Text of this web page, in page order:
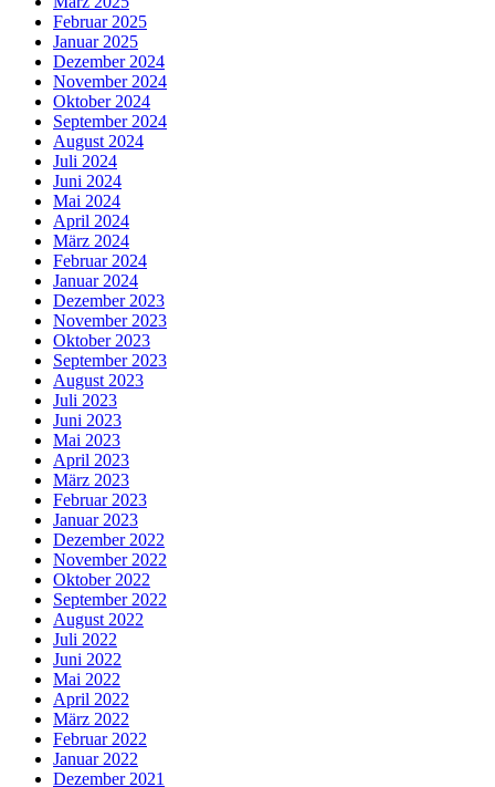
Februar 2025
Januar 2025
Dezember 2024
November 2024
Oktober 2024
September 2024
August 2024
Juli 2024
Juni 2024
Mai 2024
April 2024
März 2024
Februar 2024
Januar 2024
Dezember 2023
November 2023
Oktober 2023
September 2023
August 2023
Juli 2023
Juni 2023
Mai 2023
April 2023
März 2023
Februar 2023
Januar 2023
Dezember 2022
November 2022
Oktober 2022
September 2022
August 2022
Juli 2022
Juni 2022
Mai 2022
April 2022
März 2022
Februar 2022
Januar 2022
Dezember 2021